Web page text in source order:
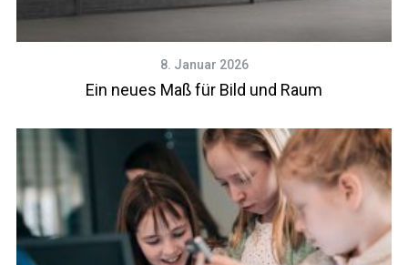
8. Januar 2026
Ein neues Maß für Bild und Raum